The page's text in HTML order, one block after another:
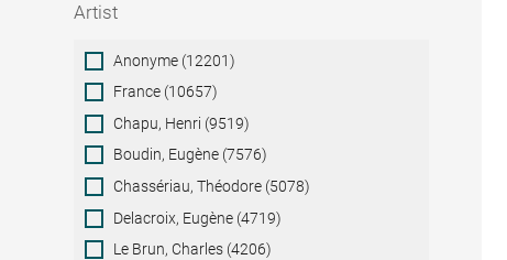
Artist
ArtistAnonyme (12201)
France (10657)
Chapu, Henri (9519)
Boudin, Eugène (7576)
Chassériau, Théodore (5078)
Delacroix, Eugène (4719)
Le Brun, Charles (4206)